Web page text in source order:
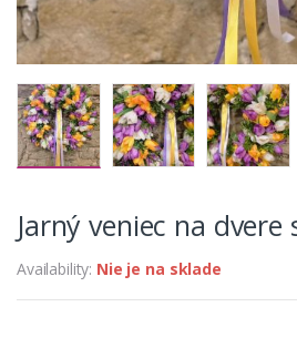
Jarný veniec na dvere
Availability: Nie je na sklade